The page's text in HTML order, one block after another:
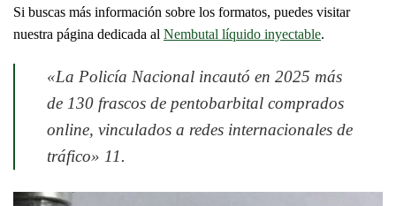
Si buscas más información sobre los formatos, puedes visitar
nuestra página dedicada al Nembutal líquido inyectable.
«La Policía Nacional incautó en 2025 más
de 130 frascos de pentobarbital comprados
online, vinculados a redes internacionales de
tráfico» 11.